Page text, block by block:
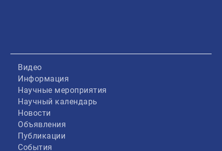
Видео
Информация
Научные мероприятия
Научный календарь
Новости
Объявления
Публикации
События